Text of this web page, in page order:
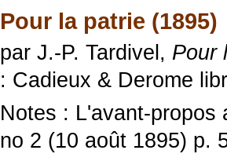
Pour la patrie (1895)
par J.-P. Tardivel, Pour
: Cadieux & Derome
Notes : L'avant-propos
no 2 (10 août 1895) p.